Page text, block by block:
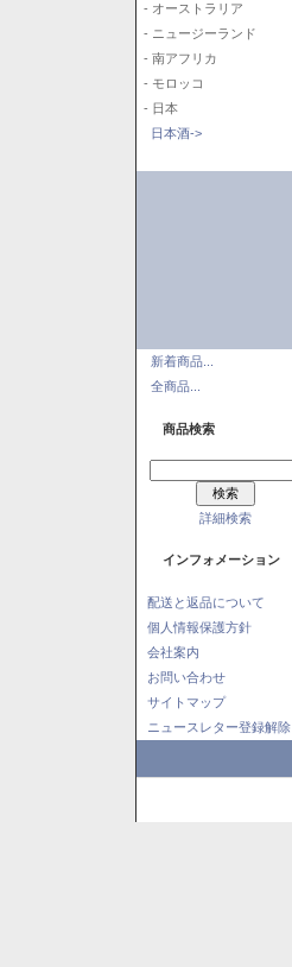
- オーストラリア
- ニュージーランド
- 南アフリカ
- モロッコ
- 日本
日本酒->
新着商品...
全商品...
商品検索
詳細検索
インフォメーション
配送と返品について
個人情報保護方針
会社案内
お問い合わせ
サイトマップ
ニュースレター登録解除